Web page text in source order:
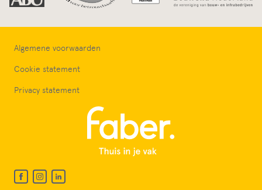
Algemene voorwaarden
Cookie statement
Privacy statement